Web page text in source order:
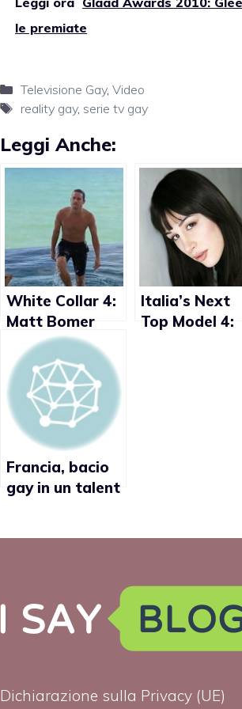
le premiate
Categorie
Televisione Gay, Video
Tag
reality gay, serie tv gay
Leggi Anche:
White Collar 4:
Matt Bomer
doccia sexy e
bagno in piscina
(video)
Italia’s Next
Top Model 4:
Francia, bacio
gay in un talent
Dichiarazione sulla Privacy (UE)